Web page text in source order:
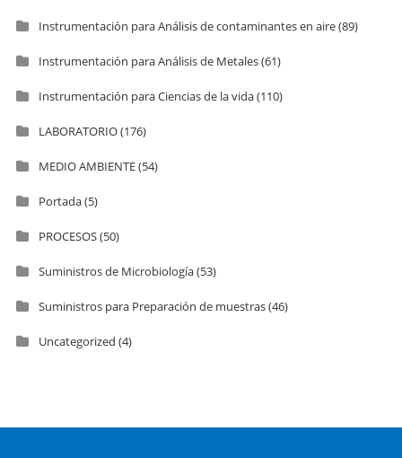
Instrumentación para Análisis de contaminantes en aire(89)
Instrumentación para Análisis de Metales(61)
Instrumentación para Ciencias de la vida(110)
LABORATORIO(176)
MEDIO AMBIENTE(54)
Portada(5)
PROCESOS(50)
Suministros de Microbiología(53)
Suministros para Preparación de muestras(46)
Uncategorized (4)